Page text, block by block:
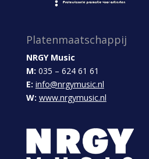
Platenmaatschappij
NRGY Music
M: 035 – 624 61 61
E: info@nrgymusic.nl
W: www.nrgymusic.nl